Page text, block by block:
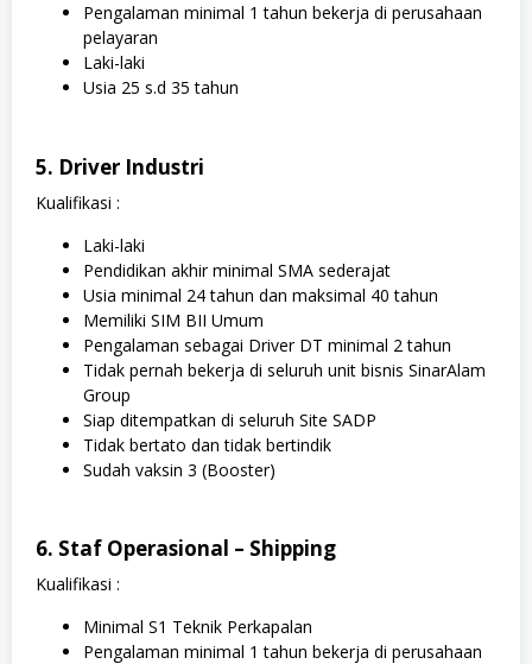
Pengalaman minimal 1 tahun bekerja di perusahaan
pelayaran
Laki-laki
Usia 25 s.d 35 tahun
5. Driver Industri
Kualifikasi :
Laki-laki
Pendidikan akhir minimal SMA sederajat
Usia minimal 24 tahun dan maksimal 40 tahun
Memiliki SIM BII Umum
Pengalaman sebagai Driver DT minimal 2 tahun
Tidak pernah bekerja di seluruh unit bisnis SinarAlam
Group
Siap ditempatkan di seluruh Site SADP
Tidak bertato dan tidak bertindik
Sudah vaksin 3 (Booster)
6. Staf Operasional – Shipping
Kualifikasi :
Minimal S1 Teknik Perkapalan
Pengalaman minimal 1 tahun bekerja di perusahaan